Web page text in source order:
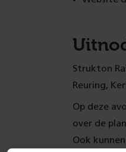
Strukton
Reuring,
Op deze
over de
Ook